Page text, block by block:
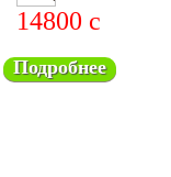
14800 c
Подробнее